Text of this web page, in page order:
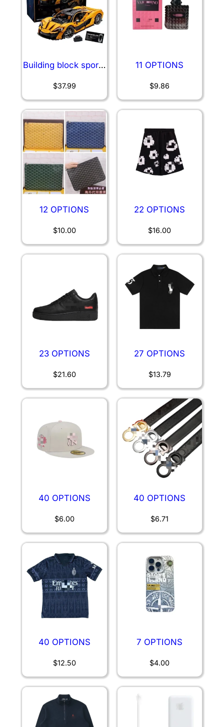
Building block sports
remote control car
3700
$37.99
11 OPTIONS
$9.86
12 OPTIONS
$10.00
22 OPTIONS
$16.00
23 OPTIONS
$21.60
27 OPTIONS
$13.79
40 OPTIONS
$6.00
40 OPTIONS
$6.71
40 OPTIONS
$12.50
7 OPTIONS
$4.00